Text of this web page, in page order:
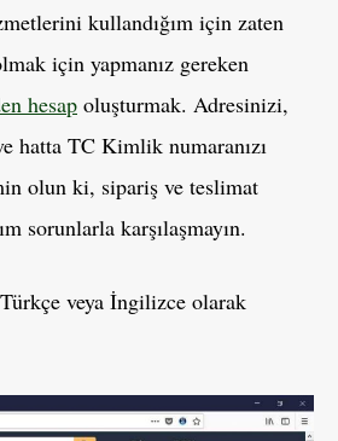
kullandığım için zaten
için yapmanız gereken
hesap oluşturmak. Adresinizi,
hatta TC Kimlik numaranızı
olun ki, sipariş ve teslimat
sorunlarla karşılaşmayın.
veya İngilizce olarak